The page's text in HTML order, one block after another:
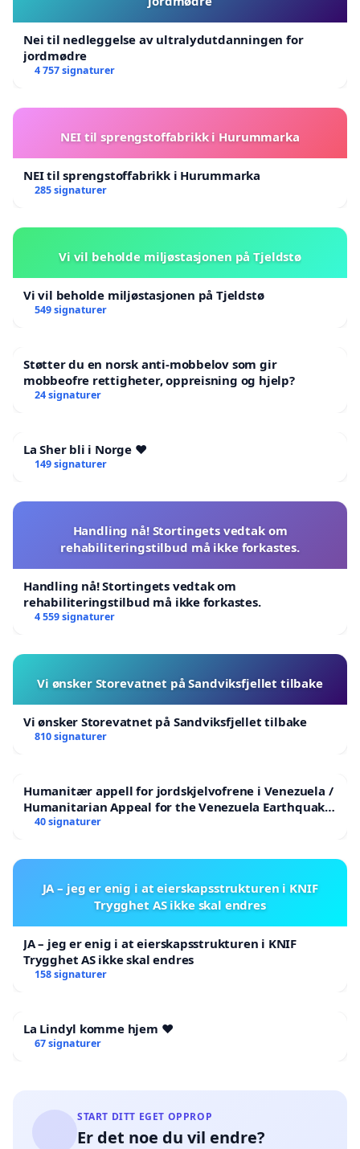
Nei til nedleggelse av ultralydutdanningen for
jordmødre
4 757 signaturer
NEI til sprengstoffabrikk i Hurummarka
NEI til sprengstoffabrikk i Hurummarka
285 signaturer
Vi vil beholde miljøstasjonen på Tjeldstø
Vi vil beholde miljøstasjonen på Tjeldstø
549 signaturer
Støtter du en norsk anti-mobbelov som gir
mobbeofre rettigheter, oppreisning og hjelp?
24 signaturer
La Sher bli i Norge ❤️
149 signaturer
Handling nå! Stortingets vedtak om
rehabiliteringstilbud må ikke forkastes.
Handling nå! Stortingets vedtak om
rehabiliteringstilbud må ikke forkastes.
4 559 signaturer
Vi ønsker Storevatnet på Sandviksfjellet tilbake
Vi ønsker Storevatnet på Sandviksfjellet tilbake
810 signaturer
Humanitær appell for jordskjelvofrene i Venezuela /
Humanitarian Appeal for the Venezuela Earthquake
Victims
40 signaturer
JA – jeg er enig i at eierskapsstrukturen i KNIF
Trygghet AS ikke skal endres
JA – jeg er enig i at eierskapsstrukturen i KNIF
Trygghet AS ikke skal endres
158 signaturer
La Lindyl komme hjem ❤️
67 signaturer
START DITT EGET OPPROP
Er det noe du vil endre?